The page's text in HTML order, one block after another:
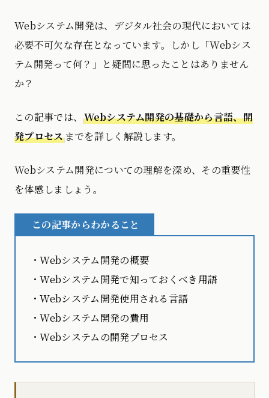
Webシステム開発は、デジタル社会の現代においては
必要不可欠な存在となっています。しかし「Webシス
テム開発って何？」と疑問に思ったことはありません
か？
この記事では、Webシステム開発の基礎から言語、開
発プロセスまでを詳しく解説します。
Webシステム開発についての理解を深め、その重要性
を体感しましょう。
この記事からわかること
・Webシステム開発の概要
・Webシステム開発で知っておくべき用語
・Webシステム開発使用される言語
・Webシステム開発の費用
・Webシステムの開発プロセス